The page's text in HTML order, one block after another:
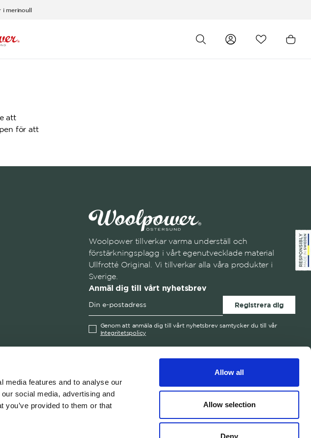
media features and to analyse our
social media, advertising and
provided to them or that
Allow all
Allow selection
Deny
i merinoull
att
för att
Woolpower tillverkar varma underställ och
förstärkningsplagg i vårt egenutvecklade material
Ullfrotté Original. Vi tillverkar alla våra produkter i
Sverige.
Anmäl dig till vårt nyhetsbrev
Registrera dig
Genom att anmäla dig till vårt nyhetsbrev samtycker du till vår
Integritetspolicy
Croatia
Denmark
© 2026 Woolpower